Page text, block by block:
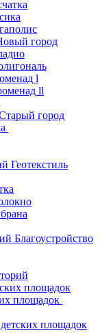
город
l
ll
город
Геотекстиль
Благоустройство
площадок
площадок